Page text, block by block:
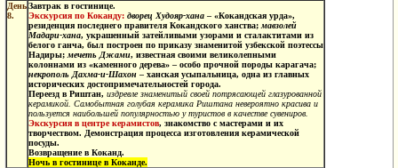
День
8.
Завтрак в гостинице.
Экскурсия по Коканду: дворец Худояр-хана – «Кокандская урда»,
резиденция последнего правителя Кокандского ханства; мавзолей
Мадари-хана, украшенный затейливыми узорами и сталактитами из
белого ганча, был построен по приказу знаменитой узбекской поэтессы
Надиры; мечеть Джами, известная своими великолепными
колоннами из «каменного дерева» – особо прочной породы карагача;
некрополь Дахма-и-Шахон – ханская усыпальница, одна из главных
исторических достопримечательностей города.
Переезд в Риштан, издревле знаменитый своей потрясающей глазурованной
керамикой. Самобытная голубая керамика Риштана невероятно красива и
пользуется наибольшей популярностью у туристов в качестве сувениров.
Экскурсия в центре керамистов, знакомство с мастерами и их
творчеством. Демонстрация процесса изготовления керамической
посуды.
Возвращение в Коканд.
Ночь в гостинице в Коканде.